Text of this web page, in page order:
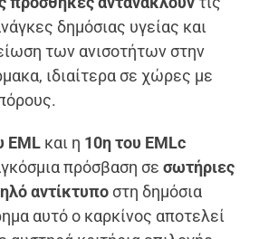
δημόσιας υγείας και
των ανισοτήτων στην
ιδιαίτερα σε χώρες με
EML και η 10η του EMLc
πρόσβαση σεσωτήριες
αντίκτυπο στη δημόσια
αυτό ο καρκίνος αποτελεί